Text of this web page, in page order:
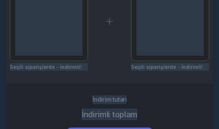
Seçili siparişlerde - İndirimli! Seçili siparişlerde - İndirimli!
İndirim tutarı
İndirimli toplam